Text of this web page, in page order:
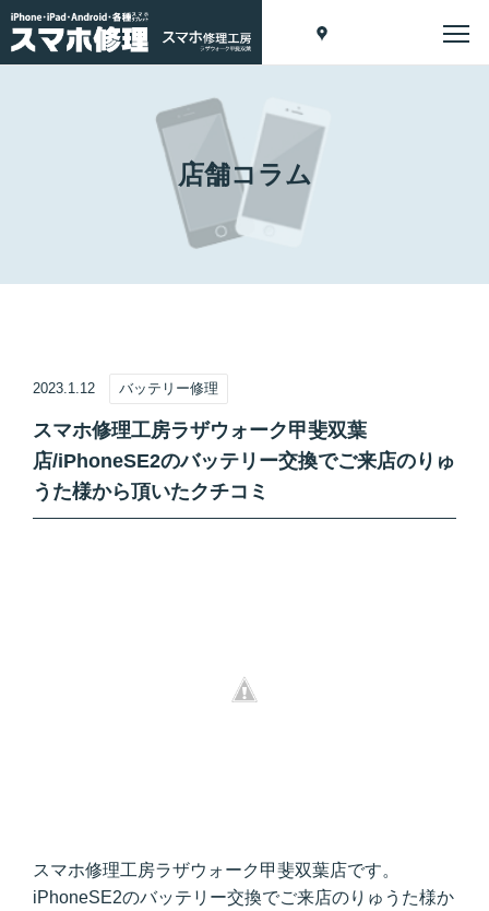
店舗コラム
2023.1.12 バッテリー修理
スマホ修理工房ラザウォーク甲斐双葉
店/iPhoneSE2のバッテリー交換でご来店のりゅ
うた様から頂いたクチコミ
スマホ修理工房ラザウォーク甲斐双葉店です。
iPhoneSE2のバッテリー交換でご来店のりゅうた様か